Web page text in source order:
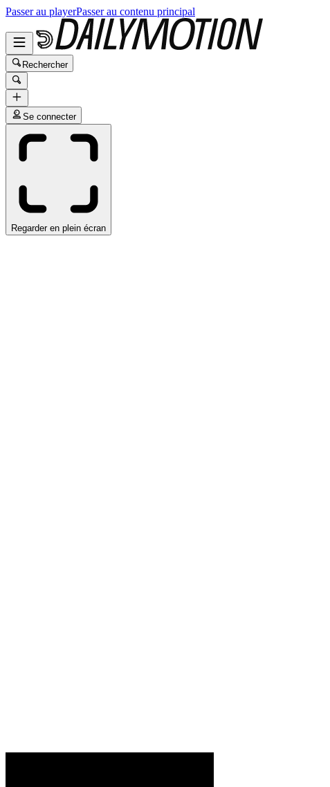
Passer au playerPasser au contenu principal
Rechercher
Se connecter
Regarder en plein écran